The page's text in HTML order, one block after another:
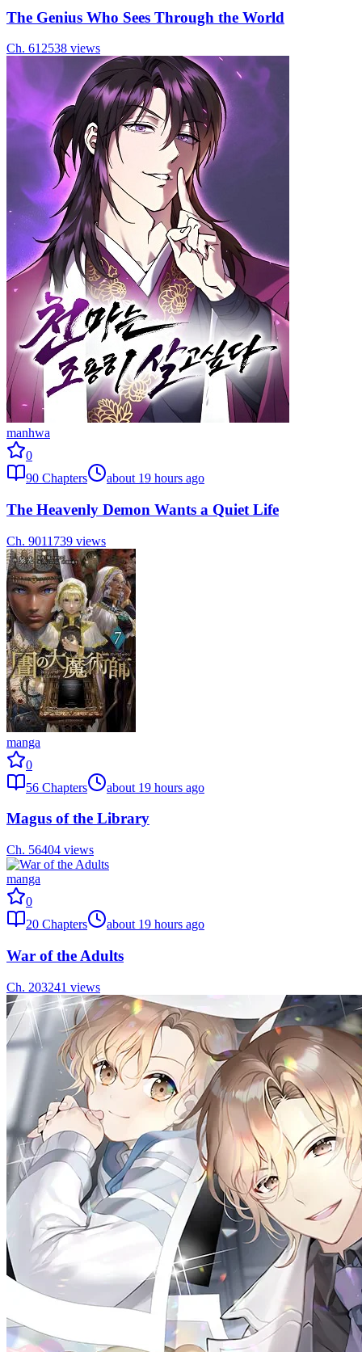
The Genius Who Sees Through the World
Ch. 61 2538 views
manhwa
0
90 Chapters about 19 hours ago
The Heavenly Demon Wants a Quiet Life
Ch. 9011739 views
manga
0
56 Chapters about 19 hours ago
Magus of the Library
Ch. 56404 views
manga
0
20 Chapters about 19 hours ago
War of the Adults
Ch. 203241 views